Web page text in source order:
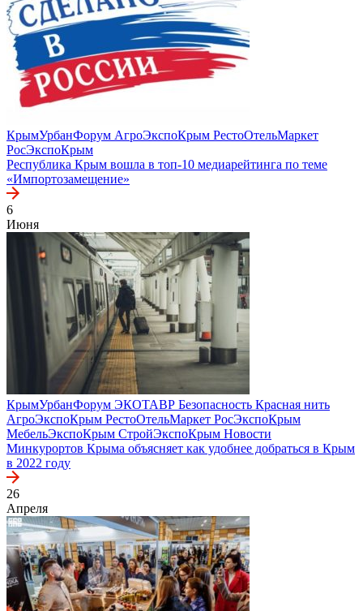
КрымУрбанФорум АгроЭкспоКрым РестоОтельМаркет
РосЭкспоКрым
Республика Крым вошла в топ-10 медиарейтинга по теме
«Импортозамещение»
6
Июня
КрымУрбанФорум ЭКОТАВР Безопасность Красная нить
АгроЭкспоКрым РестоОтельМаркет РосЭкспоКрым
МебельЭкспоКрым СтройЭкспоКрым Новости
Минкурортов Крыма объясняет как удобнее добраться в Крым
в 2022 году
26
Апреля